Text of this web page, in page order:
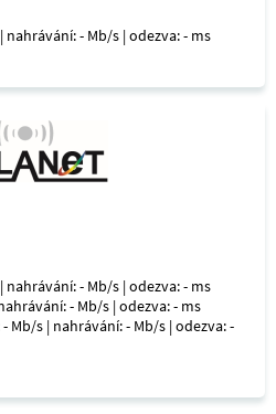
nahrávání: - Mb/s | odezva: - ms
nahrávání: - Mb/s | odezva: - ms
- Mb/s | odezva: - ms
Mb/s | nahrávání: - Mb/s | odezva: -